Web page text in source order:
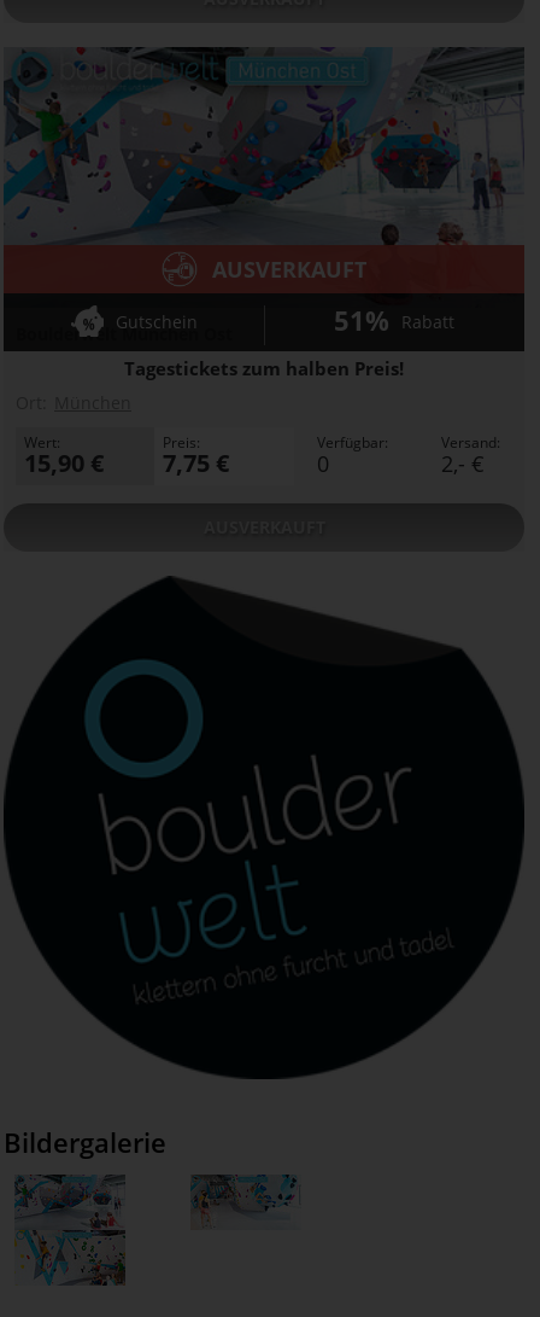
Boulderwelt München Ost
Tagestickets zum halben Preis!
AUSVERKAUFT
Gutschein 51% Rabatt
Wert:
15,90 €
Preis:
7,75 €
Verfügbar:
0
Versand:
2,- €
Bildergalerie